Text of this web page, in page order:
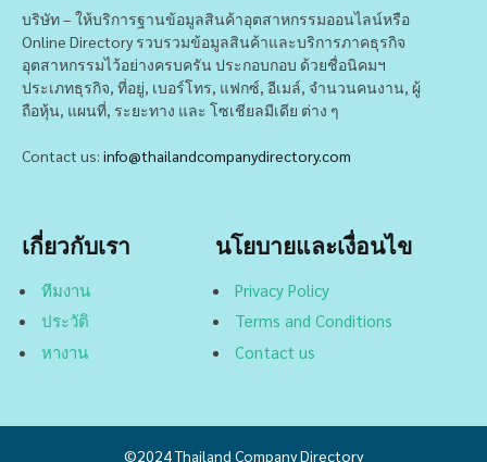
บริษัท – ให้บริการฐานข้อมูลสินค้าอุตสาหกรรมออนไลน์หรือ
Online Directory รวบรวมข้อมูลสินค้าและบริการภาคธุรกิจ
อุตสาหกรรมไว้อย่างครบครัน ประกอบกอบ ด้วยชื่อนิคมฯ
ประเภทธุรกิจ, ที่อยู่, เบอร์โทร, แฟกซ์, อีเมล์, จำนวนคนงาน, ผู้
ถือหุ้น, แผนที่, ระยะทาง และ โซเชียลมีเดีย ต่าง ๆ
Contact us: info@thailandcompanydirectory.com
เกี่ยวกับเรา
ทีมงาน
ประวัติ
หางาน
นโยบายและเงื่อนไข
Privacy Policy
Terms and Conditions
Contact us
©2024Thailand Company Directory